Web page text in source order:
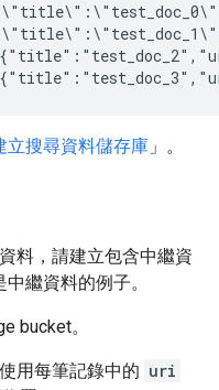
立搜尋資料儲存庫 」。
料，請建立包含中繼資
繼資料的例子。
bucket。
用每筆記錄中的 uri